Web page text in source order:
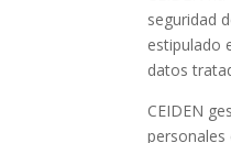
seguridad
estipulado
datos
CEIDEN
personales